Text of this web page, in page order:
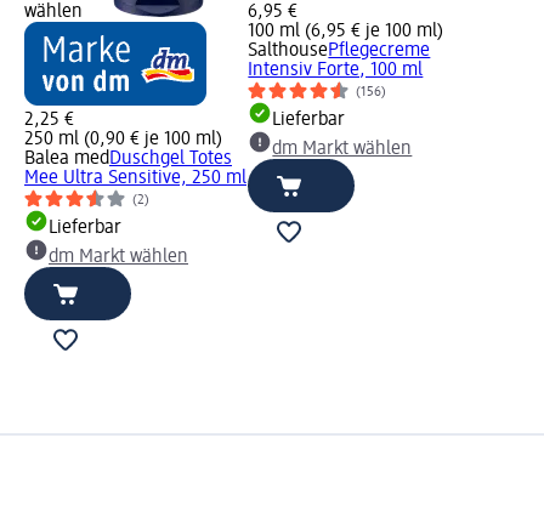
wählen
2,25 €
250 ml (0,90 € je 100 ml)
Balea medDuschgel Totes
Mee Ultra Sensitive, 250 ml
(2)
Lieferbar
dm Markt wählen
6,95 €
100 ml (6,95 € je 100 ml)
SalthousePflegecreme
Intensiv Forte, 100 ml
(156)
Lieferbar
dm Markt wählen